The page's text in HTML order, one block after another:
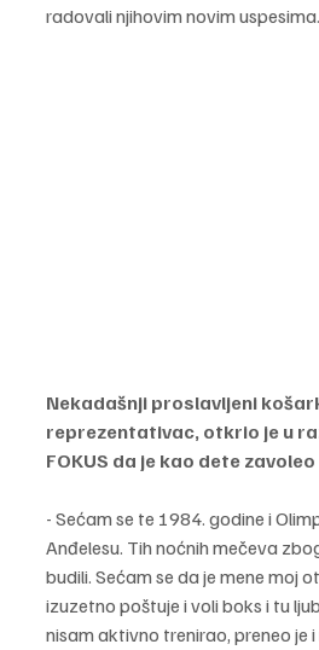
radovali njihovim novim uspesima.
Nekadašnji proslavljeni
reprezentativac, otkrio je u
FOKUS da je kao dete
- Sećam se te 1984. godine i
Anđelesu. Tih noćnih mečeva
budili. Sećam se da je mene moj
izuzetno poštuje i voli boks i tu
nisam aktivno trenirao, preneo je